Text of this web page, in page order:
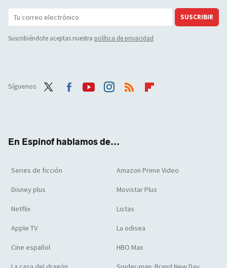
SUSCRIBIR
Suscribiéndote aceptas nuestra política de privacidad
Síguenos
En Espinof hablamos de...
Series de ficción Amazon Prime Video
Disney plus Movistar Plus
Netflix Listas
Apple TV La odisea
Cine español HBO Max